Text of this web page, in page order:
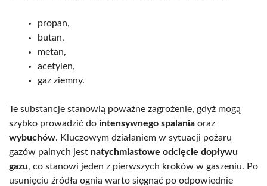
propan,
butan,
metan,
acetylen,
gaz ziemny.
Te substancje stanowią poważne zagrożenie, gdyż mogą
szybko prowadzić do intensywnego spalania oraz
wybuchów. Kluczowym działaniem w sytuacji pożaru
gazów palnych jest natychmiastowe odcięcie dopływu
gazu, co stanowi jeden z pierwszych kroków w gaszeniu. Po
usunięciu źródła ognia warto sięgnąć po odpowiednie